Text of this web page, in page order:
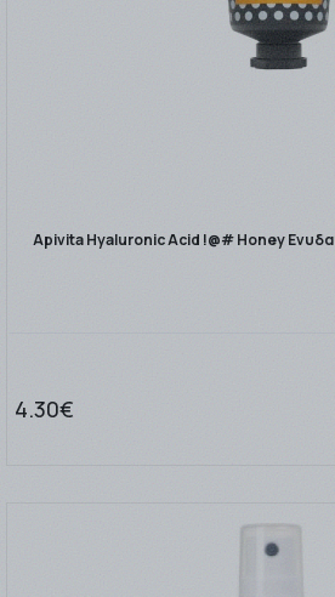
Apivita Hyaluronic Acid !@# Honey
4.30€